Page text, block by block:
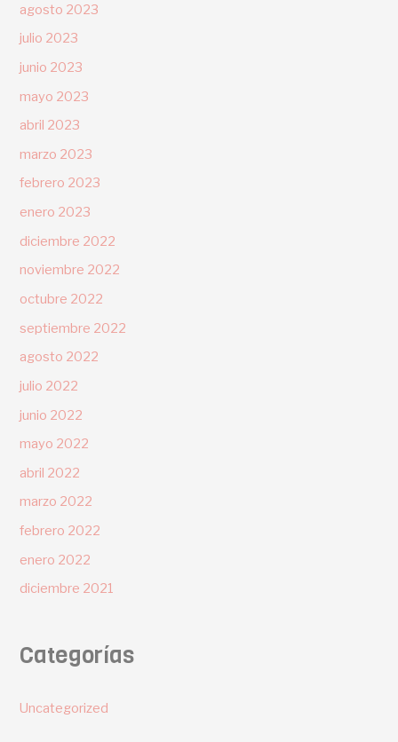
agosto 2023
julio 2023
junio 2023
mayo 2023
abril 2023
marzo 2023
febrero 2023
enero 2023
diciembre 2022
noviembre 2022
octubre 2022
septiembre 2022
agosto 2022
julio 2022
junio 2022
mayo 2022
abril 2022
marzo 2022
febrero 2022
enero 2022
diciembre 2021
Categorías
Uncategorized